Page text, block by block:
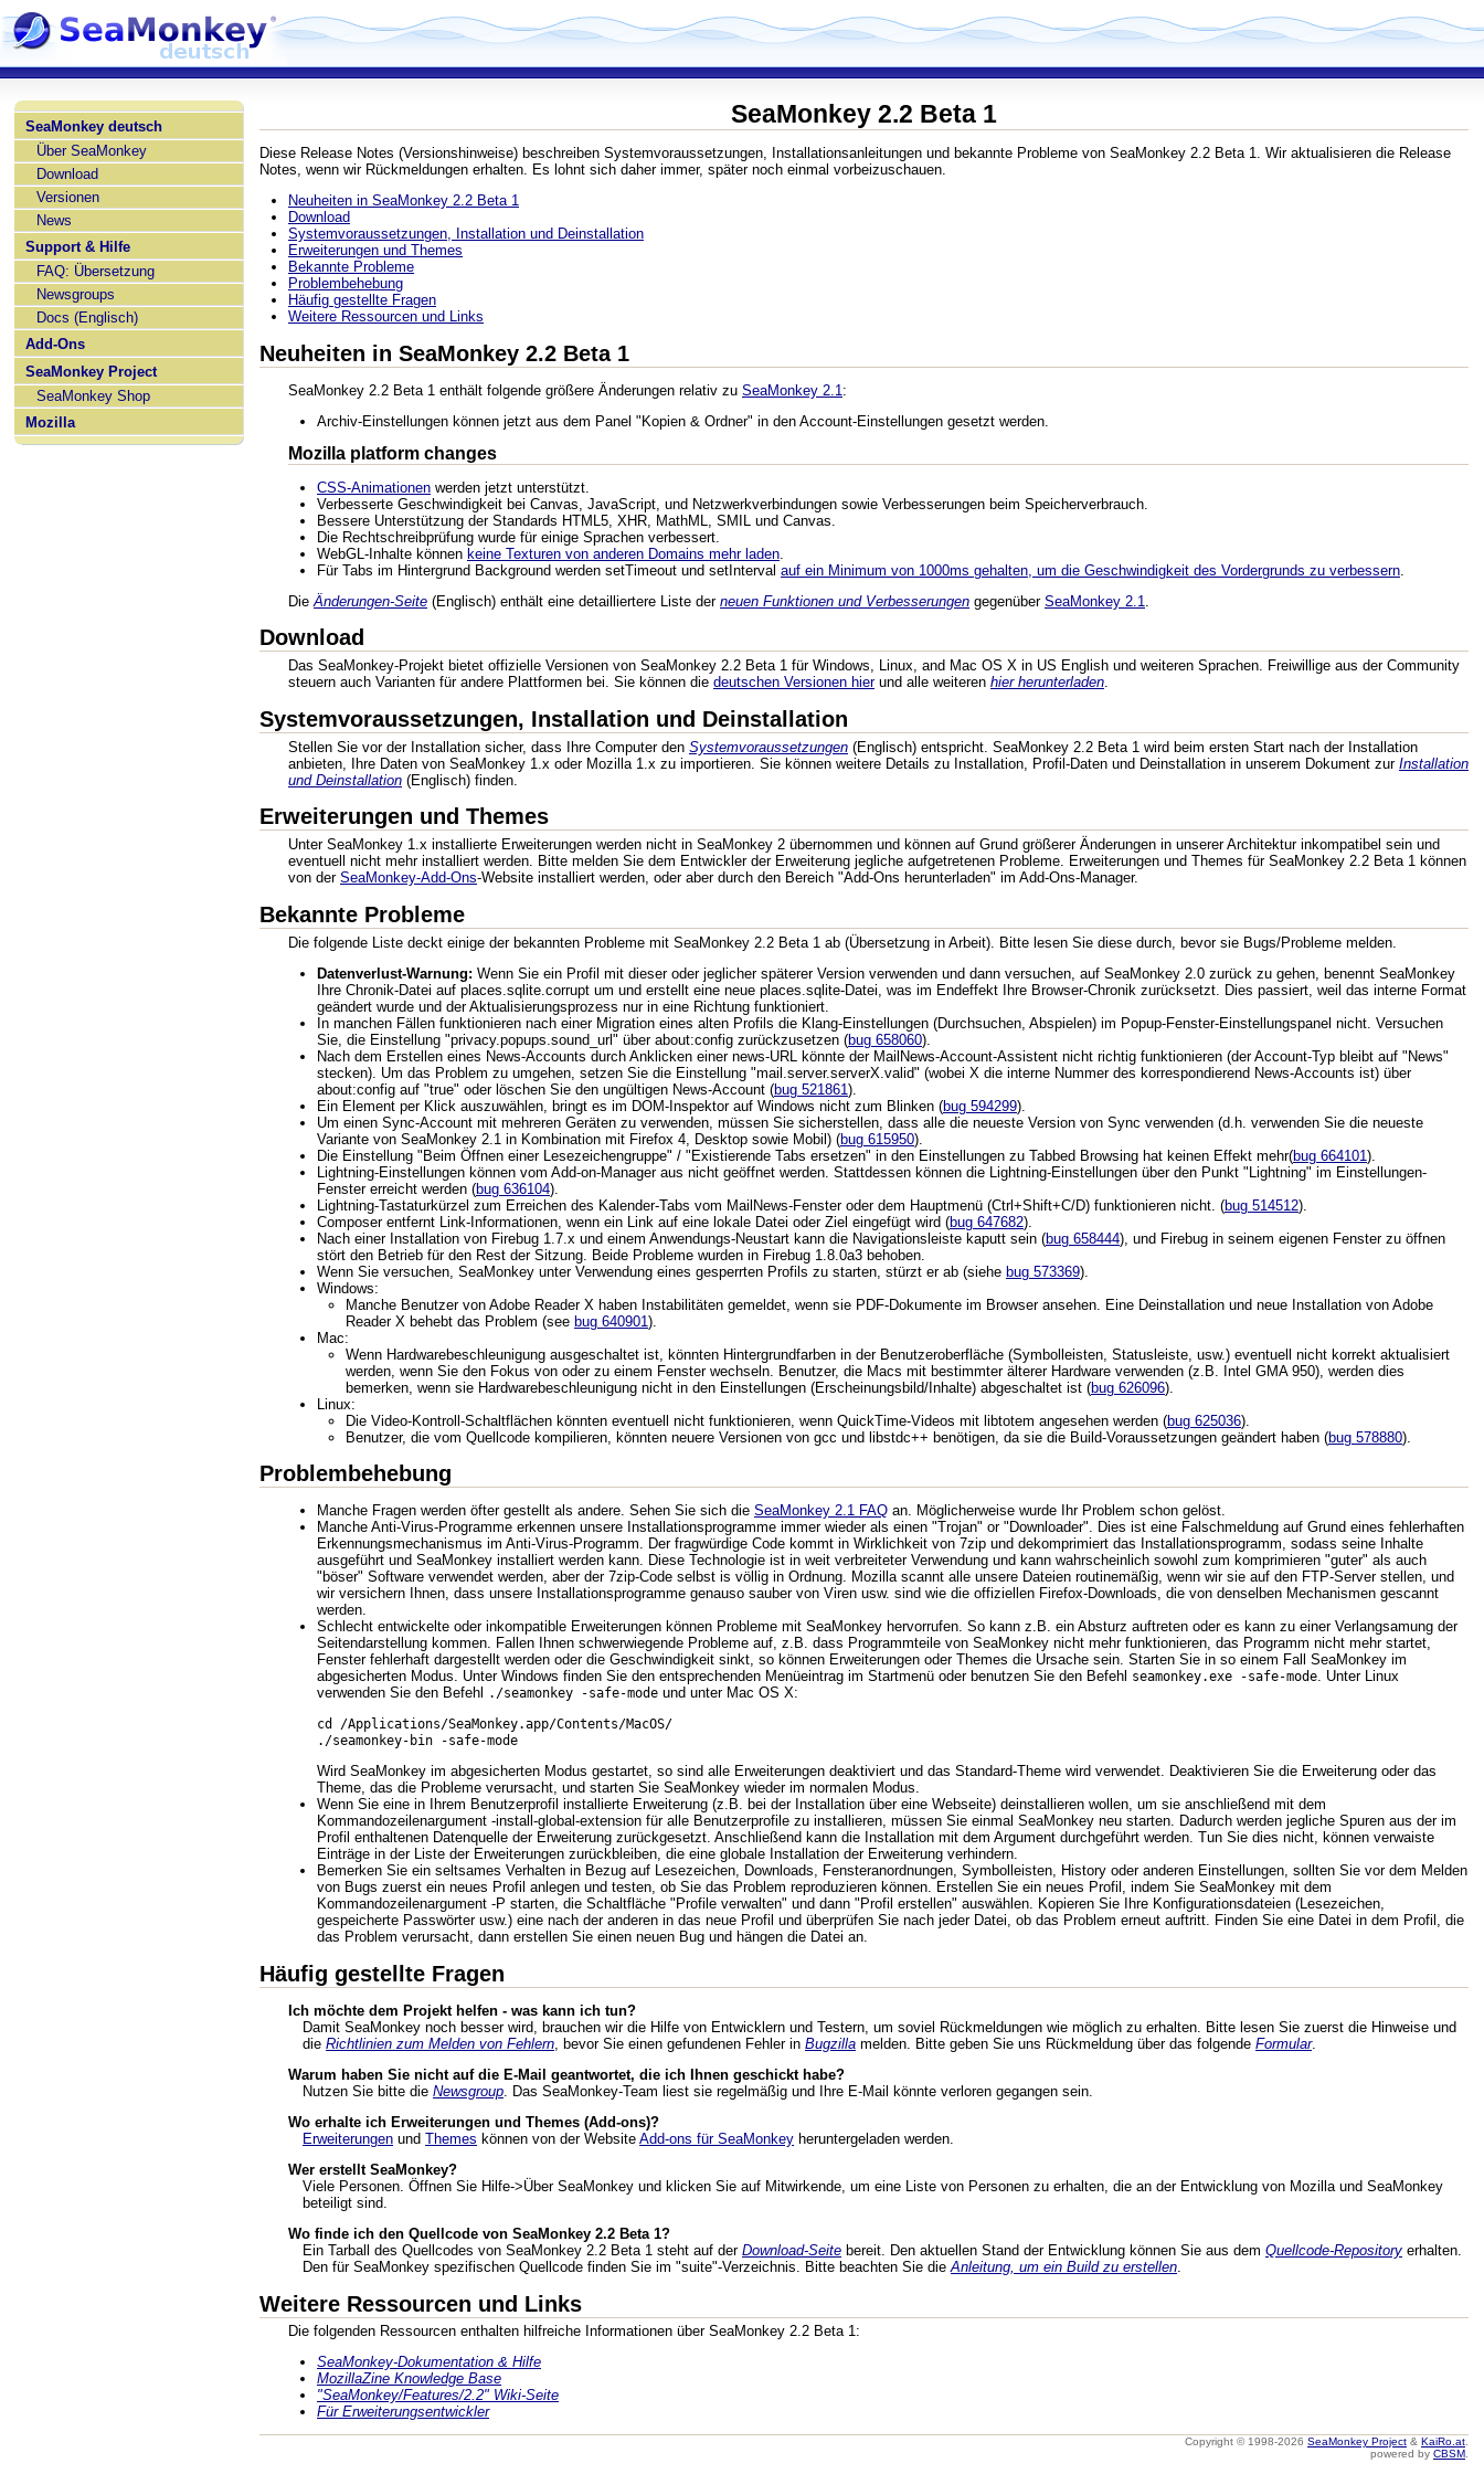
SeaMonkey deutsch
Über SeaMonkey
Download
Versionen
News
Support & Hilfe
FAQ: Übersetzung
Newsgroups
Docs (Englisch)
Add-Ons
SeaMonkey Project
SeaMonkey Shop
Mozilla
SeaMonkey 2.2 Beta 1
Diese Release Notes (Versionshinweise) beschreiben Systemvoraussetzungen, Installationsanleitungen und bekannte Probleme von SeaMonkey 2.2 Beta 1. Wir aktualisieren die Release
Notes, wenn wir Rückmeldungen erhalten. Es lohnt sich daher immer, später noch einmal vorbeizuschauen.
Neuheiten in SeaMonkey 2.2 Beta 1
Download
Systemvoraussetzungen, Installation und Deinstallation
Erweiterungen und Themes
Bekannte Probleme
Problembehebung
Häufig gestellte Fragen
Weitere Ressourcen und Links
Neuheiten in SeaMonkey 2.2 Beta 1
SeaMonkey 2.2 Beta 1 enthält folgende größere Änderungen relativ zu SeaMonkey 2.1 :
Archiv-Einstellungen können jetzt aus dem Panel "Kopien & Ordner" in den Account-Einstellungen gesetzt werden.
Mozilla platform changes
CSS-Animationen werden jetzt unterstützt.
Verbesserte Geschwindigkeit bei Canvas, JavaScript, und Netzwerkverbindungen sowie Verbesserungen beim Speicherverbrauch.
Bessere Unterstützung der Standards HTML5, XHR, MathML, SMIL und Canvas.
Die Rechtschreibprüfung wurde für einige Sprachen verbessert.
WebGL-Inhalte können keine Texturen von anderen Domains mehr laden
Für Tabs im Hintergrund Background werden setTimeout und setInterval auf ein Minimum von 1000ms gehalten, um die Geschwindigkeit des Vordergrunds zu verbessern
Die Änderungen-Seite (Englisch) enthält eine detailliertere Liste der neuen Funktionen und Verbesserungen gegenüber SeaMonkey 2.1
Download
Das SeaMonkey-Projekt bietet offizielle Versionen von SeaMonkey 2.2 Beta 1 für Windows, Linux, and Mac OS X in US English und weiteren Sprachen. Freiwillige aus der Community
steuern auch Varianten für andere Plattformen bei. Sie können die deutschen Versionen hierund alle weiteren hier herunterladen.
Systemvoraussetzungen, Installation und Deinstallation
Stellen Sie vor der Installation sicher, dass Ihre Computer den Systemvoraussetzungen (Englisch) entspricht. SeaMonkey 2.2 Beta 1 wird beim ersten Start nach der Installation
anbieten, Ihre Daten von SeaMonkey 1.x oder Mozilla 1.x zu importieren. Sie können weitere Details zu Installation, Profil-Daten und Deinstallation in unserem Dokument zur Installation
und Deinstallation (Englisch) finden.
Erweiterungen und Themes
Unter SeaMonkey 1.x installierte Erweiterungen werden nicht in SeaMonkey 2 übernommen und können auf Grund größerer Änderungen in unserer Architektur inkompatibel sein und
eventuell nicht mehr installiert werden. Bitte melden Sie dem Entwickler der Erweiterung jegliche aufgetretenen Probleme. Erweiterungen und Themes für SeaMonkey 2.2 Beta 1 können
von der SeaMonkey-Add-Ons-Website installiert werden, oder aber durch den Bereich "Add-Ons herunterladen" im Add-Ons-Manager.
Bekannte Probleme
Die folgende Liste deckt einige der bekannten Probleme mit SeaMonkey 2.2 Beta 1 ab (Übersetzung in Arbeit). Bitte lesen Sie diese durch, bevor sie Bugs/Probleme melden.
Datenverlust-Warnung: Wenn Sie ein Profil mit dieser oder jeglicher späterer Version verwenden und dann versuchen, auf SeaMonkey 2.0 zurück zu gehen, benennt SeaMonkey
Ihre Chronik-Datei auf places.sqlite.corrupt um und erstellt eine neue places.sqlite-Datei, was im Endeffekt Ihre Browser-Chronik zurücksetzt. Dies passiert, weil das interne Format
geändert wurde und der Aktualisierungsprozess nur in eine Richtung funktioniert.
In manchen Fällen funktionieren nach einer Migration eines alten Profils die Klang-Einstellungen (Durchsuchen, Abspielen) im Popup-Fenster-Einstellungspanel nicht. Versuchen
Sie, die Einstellung "privacy.popups.sound_url" über about:config zurückzusetzen (bug 658060).
Nach dem Erstellen eines News-Accounts durch Anklicken einer news-URL könnte der MailNews-Account-Assistent nicht richtig funktionieren (der Account-Typ bleibt auf "News"
stecken). Um das Problem zu umgehen, setzen Sie die Einstellung "mail.server.serverX.valid" (wobei X die interne Nummer des korrespondierend News-Accounts ist) über
about:config auf "true" oder löschen Sie den ungültigen News-Account (bug 521861).
Ein Element per Klick auszuwählen, bringt es im DOM-Inspektor auf Windows nicht zum Blinken (bug 594299).
Um einen Sync-Account mit mehreren Geräten zu verwenden, müssen Sie sicherstellen, dass alle die neueste Version von Sync verwenden (d.h. verwenden Sie die neueste
Variante von SeaMonkey 2.1 in Kombination mit Firefox 4, Desktop sowie Mobil) (bug 615950).
Die Einstellung "Beim Öffnen einer Lesezeichengruppe" / "Existierende Tabs ersetzen" in den Einstellungen zu Tabbed Browsing hat keinen Effekt mehr(bug 664101).
Lightning-Einstellungen können vom Add-on-Manager aus nicht geöffnet werden. Stattdessen können die Lightning-Einstellungen über den Punkt "Lightning" im Einstellungen-
Fenster erreicht werden (bug 636104).
Lightning-Tastaturkürzel zum Erreichen des Kalender-Tabs vom MailNews-Fenster oder dem Hauptmenü (Ctrl+Shift+C/D) funktionieren nicht. (bug 514512).
Composer entfernt Link-Informationen, wenn ein Link auf eine lokale Datei oder Ziel eingefügt wird (bug 647682).
Nach einer Installation von Firebug 1.7.x und einem Anwendungs-Neustart kann die Navigationsleiste kaputt sein (bug 658444), und Firebug in seinem eigenen Fenster zu öffnen
stört den Betrieb für den Rest der Sitzung. Beide Probleme wurden in Firebug 1.8.0a3 behoben.
Wenn Sie versuchen, SeaMonkey unter Verwendung eines gesperrten Profils zu starten, stürzt er ab (siehe bug 573369).
Windows:
Manche Benutzer von Adobe Reader X haben Instabilitäten gemeldet, wenn sie PDF-Dokumente im Browser ansehen. Eine Deinstallation und neue Installation von Adobe
Reader X behebt das Problem (see bug 640901).
Mac:
Wenn Hardwarebeschleunigung ausgeschaltet ist, könnten Hintergrundfarben in der Benutzeroberfläche (Symbolleisten, Statusleiste, usw.) eventuell nicht korrekt aktualisiert
werden, wenn Sie den Fokus von oder zu einem Fenster wechseln. Benutzer, die Macs mit bestimmter älterer Hardware verwenden (z.B. Intel GMA 950), werden dies
bemerken, wenn sie Hardwarebeschleunigung nicht in den Einstellungen (Erscheinungsbild/Inhalte) abgeschaltet ist (bug 626096).
Linux:
Die Video-Kontroll-Schaltflächen könnten eventuell nicht funktionieren, wenn QuickTime-Videos mit libtotem angesehen werden (bug 625036).
Benutzer, die vom Quellcode kompilieren, könnten neuere Versionen von gcc und libstdc++ benötigen, da sie die Build-Voraussetzungen geändert haben (bug 578880).
Problembehebung
Manche Fragen werden öfter gestellt als andere. Sehen Sie sich die SeaMonkey 2.1 FAQ an. Möglicherweise wurde Ihr Problem schon gelöst.
Manche Anti-Virus-Programme erkennen unsere Installationsprogramme immer wieder als einen "Trojan" or "Downloader". Dies ist eine Falschmeldung auf Grund eines fehlerhaften
Erkennungsmechanismus im Anti-Virus-Programm. Der fragwürdige Code kommt in Wirklichkeit von 7zip und dekomprimiert das Installationsprogramm, sodass seine Inhalte
ausgeführt und SeaMonkey installiert werden kann. Diese Technologie ist in weit verbreiteter Verwendung und kann wahrscheinlich sowohl zum komprimieren "guter" als auch
"böser" Software verwendet werden, aber der 7zip-Code selbst is völlig in Ordnung. Mozilla scannt alle unsere Dateien routinemäßig, wenn wir sie auf den FTP-Server stellen, und
wir versichern Ihnen, dass unsere Installationsprogramme genauso sauber von Viren usw. sind wie die offiziellen Firefox-Downloads, die von denselben Mechanismen gescannt
werden.
Schlecht entwickelte oder inkompatible Erweiterungen können Probleme mit SeaMonkey hervorrufen. So kann z.B. ein Absturz auftreten oder es kann zu einer Verlangsamung der
Seitendarstellung kommen. Fallen Ihnen schwerwiegende Probleme auf, z.B. dass Programmteile von SeaMonkey nicht mehr funktionieren, das Programm nicht mehr startet,
Fenster fehlerhaft dargestellt werden oder die Geschwindigkeit sinkt, so können Erweiterungen oder Themes die Ursache sein. Starten Sie in so einem Fall SeaMonkey im
abgesicherten Modus. Unter Windows finden Sie den entsprechenden Menüeintrag im Startmenü oder benutzen Sie den Befehl seamonkey.exe -safe-mode. Unter Linux
verwenden Sie den Befehl
./seamonkey -safe-mode und unter Mac OS X:
cd /Applications/SeaMonkey.app/Contents/MacOS/
./seamonkey-bin -safe-mode
Wird SeaMonkey im abgesicherten Modus gestartet, so sind alle Erweiterungen deaktiviert und das Standard-Theme wird verwendet. Deaktivieren Sie die Erweiterung oder das
Theme, das die Probleme verursacht, und starten Sie SeaMonkey wieder im normalen Modus.
Wenn Sie eine in Ihrem Benutzerprofil installierte Erweiterung (z.B. bei der Installation über eine Webseite) deinstallieren wollen, um sie anschließend mit dem
Kommandozeilenargument -install-global-extension für alle Benutzerprofile zu installieren, müssen Sie einmal SeaMonkey neu starten. Dadurch werden jegliche Spuren aus der im
Profil enthaltenen Datenquelle der Erweiterung zurückgesetzt. Anschließend kann die Installation mit dem Argument durchgeführt werden. Tun Sie dies nicht, können verwaiste
Einträge in der Liste der Erweiterungen zurückbleiben, die eine globale Installation der Erweiterung verhindern.
Bemerken Sie ein seltsames Verhalten in Bezug auf Lesezeichen, Downloads, Fensteranordnungen, Symbolleisten, History oder anderen Einstellungen, sollten Sie vor dem Melden
von Bugs zuerst ein neues Profil anlegen und testen, ob Sie das Problem reproduzieren können. Erstellen Sie ein neues Profil, indem Sie SeaMonkey mit dem
Kommandozeilenargument -P starten, die Schaltfläche "Profile verwalten" und dann "Profil erstellen" auswählen. Kopieren Sie Ihre Konfigurationsdateien (Lesezeichen,
gespeicherte Passwörter usw.) eine nach der anderen in das neue Profil und überprüfen Sie nach jeder Datei, ob das Problem erneut auftritt. Finden Sie eine Datei in dem Profil, die
das Problem verursacht, dann erstellen Sie einen neuen Bug und hängen die Datei an.
Häufig gestellte Fragen
Ich möchte dem Projekt helfen - was kann ich tun?
Damit SeaMonkey noch besser wird, brauchen wir die Hilfe von Entwicklern und Testern, um soviel Rückmeldungen wie möglich zu erhalten. Bitte lesen Sie zuerst die Hinweise und
die Richtlinien zum Melden von Fehlern , bevor Sie einen gefundenen Fehler in Bugzilla melden. Bitte geben Sie uns Rückmeldung über das folgende Formular.
Warum haben Sie nicht auf die E-Mail geantwortet, die ich Ihnen geschickt habe?
Nutzen Sie bitte die Newsgroup . Das SeaMonkey-Team liest sie regelmäßig und Ihre E-Mail könnte verloren gegangen sein.
Wo erhalte ich Erweiterungen und Themes (Add-ons)?
Erweiterungen und Themes können von der Website Add-ons für SeaMonkey heruntergeladen werden.
Wer erstellt SeaMonkey?
Viele Personen. Öffnen Sie Hilfe->Über SeaMonkey und klicken Sie auf Mitwirkende, um eine Liste von Personen zu erhalten, die an der Entwicklung von Mozilla und SeaMonkey
beteiligt sind.
Wo finde ich den Quellcode von SeaMonkey 2.2 Beta 1?
Ein Tarball des Quellcodes von SeaMonkey 2.2 Beta 1 steht auf der Download-Seite bereit. Den aktuellen Stand der Entwicklung können Sie aus dem Quellcode-Repository erhalten.
Den für SeaMonkey spezifischen Quellcode finden Sie im "suite"-Verzeichnis. Bitte beachten Sie die Anleitung, um ein Build zu erstellen
Weitere Ressourcen und Links
Die folgenden Ressourcen enthalten hilfreiche Informationen über SeaMonkey 2.2 Beta 1:
SeaMonkey-Dokumentation & Hilfe
MozillaZine Knowledge Base
"SeaMonkey/Features/2.2" Wiki-Seite
Für Erweiterungsentwickler
Copyright © 1998-2026 SeaMonkey Project & KaiRo.at.
powered by CBSM.